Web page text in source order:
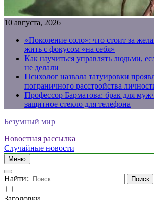
10 августа, 2026
«Поколение соло»: что стоит за
жить с фокусом «на себя»
Как научиться управлять людьми,
не делали
Психолог назвала татуировки
пограничного расстройства
Профессор Барматова: брак для
защитное стекло для телефона
Безумный мир
Новостная рассылка
Случайные новости
Меню
Найти: